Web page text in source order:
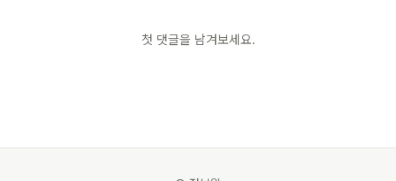
첫 댓글을 남겨보세요.